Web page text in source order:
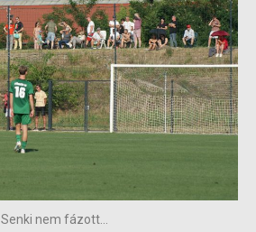
Senki nem fázott...